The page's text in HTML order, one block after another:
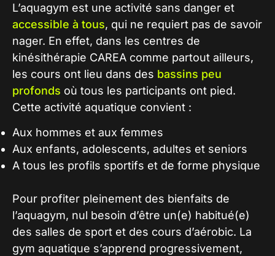
L’aquagym est une activité sans danger et
accessible à tous, qui ne requiert pas de savoir
nager. En effet, dans les centres de
kinésithérapie CAREA comme partout ailleurs,
les cours ont lieu dans des bassins peu
profonds où tous les participants ont pied.
Cette activité aquatique convient :
Aux hommes et aux femmes
Aux enfants, adolescents, adultes et seniors
A tous les profils sportifs et de forme physique
Pour profiter pleinement des bienfaits de
l’aquagym, nul besoin d’être un(e) habitué(e)
des salles de sport et des cours d’aérobic. La
gym aquatique s’apprend progressivement,